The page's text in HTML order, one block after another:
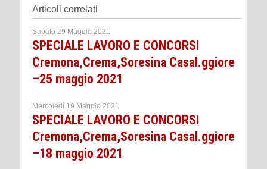
Articoli correlati
Sabato 29 Maggio 2021
SPECIALE LAVORO E CONCORSI
Cremona,Crema,Soresina Casal.ggiore
–25 maggio 2021
Mercoledì 19 Maggio 2021
SPECIALE LAVORO E CONCORSI
Cremona,Crema,Soresina Casal.ggiore
–18 maggio 2021